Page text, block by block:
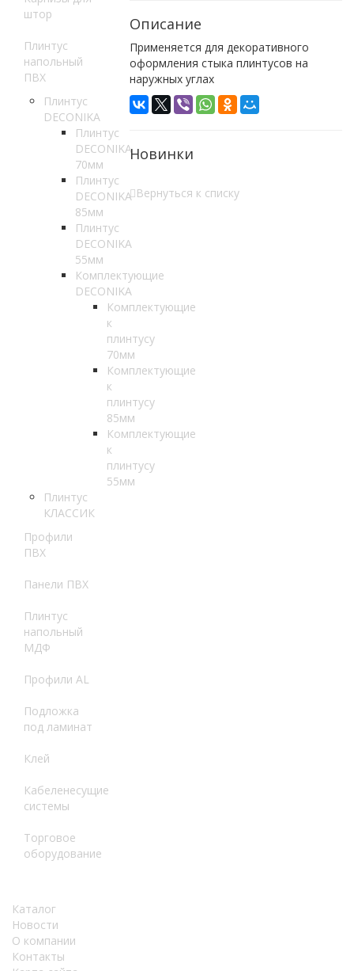
штор
Плинтус
напольный
ПВХ
Плинтус
DECONIKA
Плинтус
DECONIKA
70мм
Плинтус
DECONIKA
85мм
Плинтус
DECONIKA
55мм
Комплектующие
DECONIKA
Комплектующие
к
плинтусу
70мм
Комплектующие
к
плинтусу
85мм
Комплектующие
к
плинтусу
55мм
Плинтус
КЛАССИК
Профили
ПВХ
Панели ПВХ
Плинтус
напольный
МДФ
Профили AL
Подложка
под ламинат
Клей
Кабеленесущие
системы
Торговое
оборудование
Описание
Применяется для декоративного
оформления стыка плинтусов на
наружных углах
Новинки
Вернуться к списку
Каталог
Новости
О компании
Контакты